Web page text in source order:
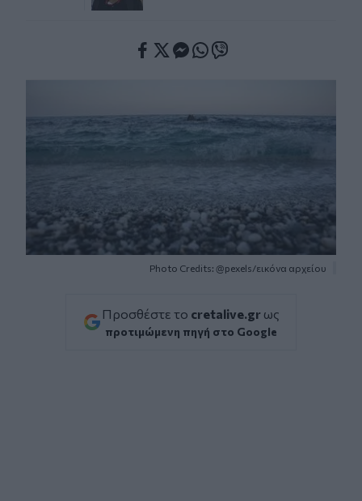
Photo Credits: @pexels/εικόνα αρχείου
Προσθέστε το cretalive.gr ως
προτιμώμενη πηγή στο Google